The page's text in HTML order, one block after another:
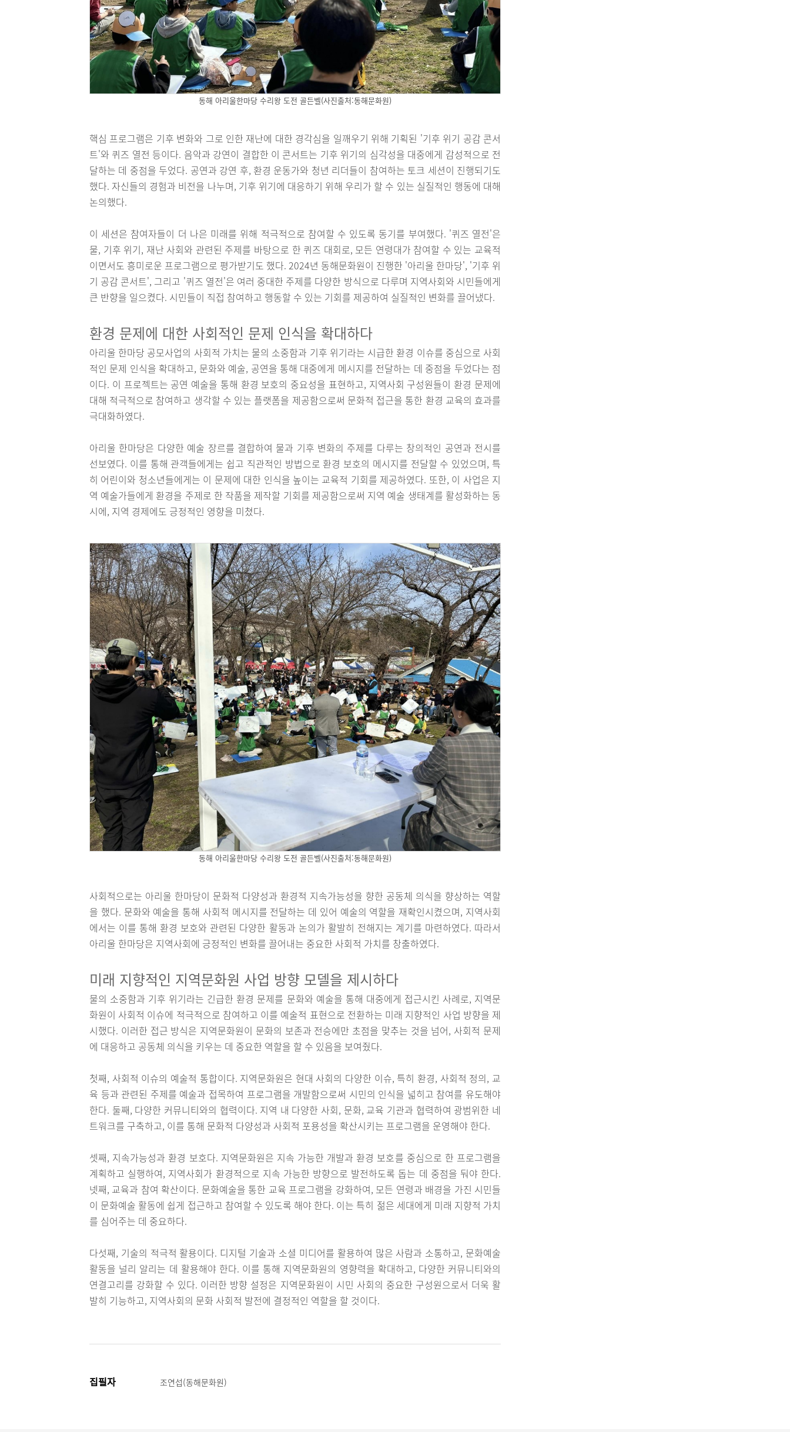
동해 아리울한마당 수리왕 도전 골든벨(사진출처:동해문화원)
핵심 프로그램은 기후 변화와 그로 인한 재난에 대한 경각심을 일깨우기 위해 기획된 '기후 위기 공감 콘서
트'와 퀴즈 열전 등이다. 음악과 강연이 결합한 이 콘서트는 기후 위기의 심각성을 대중에게 감성적으로 전
달하는 데 중점을 두었다. 공연과 강연 후, 환경 운동가와 청년 리더들이 참여하는 토크 세션이 진행되기도
했다. 자신들의 경험과 비전을 나누며, 기후 위기에 대응하기 위해 우리가 할 수 있는 실질적인 행동에 대해
논의했다.
이 세션은 참여자들이 더 나은 미래를 위해 적극적으로 참여할 수 있도록 동기를 부여했다. '퀴즈 열전'은
물, 기후 위기, 재난 사회와 관련된 주제를 바탕으로 한 퀴즈 대회로, 모든 연령대가 참여할 수 있는 교육적
이면서도 흥미로운 프로그램으로 평가받기도 했다. 2024년 동해문화원이 진행한 '아리울 한마당', '기후 위
기 공감 콘서트', 그리고 '퀴즈 열전'은 여러 중대한 주제를 다양한 방식으로 다루며 지역사회와 시민들에게
큰 반향을 일으켰다. 시민들이 직접 참여하고 행동할 수 있는 기회를 제공하여 실질적인 변화를 끌어냈다.
환경 문제에 대한 사회적인 문제 인식을 확대하다
아리울 한마당 공모사업의 사회적 가치는 물의 소중함과 기후 위기라는 시급한 환경 이슈를 중심으로 사회
적인 문제 인식을 확대하고, 문화와 예술, 공연을 통해 대중에게 메시지를 전달하는 데 중점을 두었다는 점
이다. 이 프로젝트는 공연 예술을 통해 환경 보호의 중요성을 표현하고, 지역사회 구성원들이 환경 문제에
대해 적극적으로 참여하고 생각할 수 있는 플랫폼을 제공함으로써 문화적 접근을 통한 환경 교육의 효과를
극대화하였다.
아리울 한마당은 다양한 예술 장르를 결합하여 물과 기후 변화의 주제를 다루는 창의적인 공연과 전시를
선보였다. 이를 통해 관객들에게는 쉽고 직관적인 방법으로 환경 보호의 메시지를 전달할 수 있었으며, 특
히 어린이와 청소년들에게는 이 문제에 대한 인식을 높이는 교육적 기회를 제공하였다. 또한, 이 사업은 지
역 예술가들에게 환경을 주제로 한 작품을 제작할 기회를 제공함으로써 지역 예술 생태계를 활성화하는 동
시에, 지역 경제에도 긍정적인 영향을 미쳤다.
동해 아리울한마당 수리왕 도전 골든벨(사진출처:동해문화원)
사회적으로는 아리울 한마당이 문화적 다양성과 환경적 지속가능성을 향한 공동체 의식을 향상하는 역할
을 했다. 문화와 예술을 통해 사회적 메시지를 전달하는 데 있어 예술의 역할을 재확인시켰으며, 지역사회
에서는 이를 통해 환경 보호와 관련된 다양한 활동과 논의가 활발히 전해지는 계기를 마련하였다. 따라서
아리울 한마당은 지역사회에 긍정적인 변화를 끌어내는 중요한 사회적 가치를 창출하였다.
미래 지향적인 지역문화원 사업 방향 모델을 제시하다
물의 소중함과 기후 위기라는 긴급한 환경 문제를 문화와 예술을 통해 대중에게 접근시킨 사례로, 지역문
화원이 사회적 이슈에 적극적으로 참여하고 이를 예술적 표현으로 전환하는 미래 지향적인 사업 방향을 제
시했다. 이러한 접근 방식은 지역문화원이 문화의 보존과 전승에만 초점을 맞추는 것을 넘어, 사회적 문제
에 대응하고 공동체 의식을 키우는 데 중요한 역할을 할 수 있음을 보여줬다.
첫째, 사회적 이슈의 예술적 통합이다. 지역문화원은 현대 사회의 다양한 이슈, 특히 환경, 사회적 정의, 교
육 등과 관련된 주제를 예술과 접목하여 프로그램을 개발함으로써 시민의 인식을 넓히고 참여를 유도해야
한다. 둘째, 다양한 커뮤니티와의 협력이다. 지역 내 다양한 사회, 문화, 교육 기관과 협력하여 광범위한 네
트워크를 구축하고, 이를 통해 문화적 다양성과 사회적 포용성을 확산시키는 프로그램을 운영해야 한다.
셋째, 지속가능성과 환경 보호다. 지역문화원은 지속 가능한 개발과 환경 보호를 중심으로 한 프로그램을
계획하고 실행하여, 지역사회가 환경적으로 지속 가능한 방향으로 발전하도록 돕는 데 중점을 둬야 한다.
넷째, 교육과 참여 확산이다. 문화예술을 통한 교육 프로그램을 강화하여, 모든 연령과 배경을 가진 시민들
이 문화예술 활동에 쉽게 접근하고 참여할 수 있도록 해야 한다. 이는 특히 젊은 세대에게 미래 지향적 가치
를 심어주는 데 중요하다.
다섯째, 기술의 적극적 활용이다. 디지털 기술과 소셜 미디어를 활용하여 많은 사람과 소통하고, 문화예술
활동을 널리 알리는 데 활용해야 한다. 이를 통해 지역문화원의 영향력을 확대하고, 다양한 커뮤니티와의
연결고리를 강화할 수 있다. 이러한 방향 설정은 지역문화원이 시민 사회의 중요한 구성원으로서 더욱 활
발히 기능하고, 지역사회의 문화 사회적 발전에 결정적인 역할을 할 것이다.
집필자 조연섭(동해문화원)